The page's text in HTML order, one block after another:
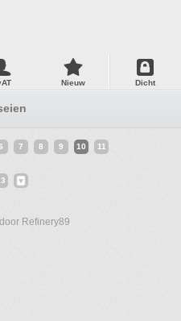
Nieuw Dicht
7 8 9 10 11
Refinery89